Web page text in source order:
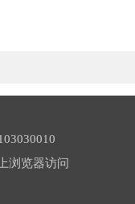
浏览器访问